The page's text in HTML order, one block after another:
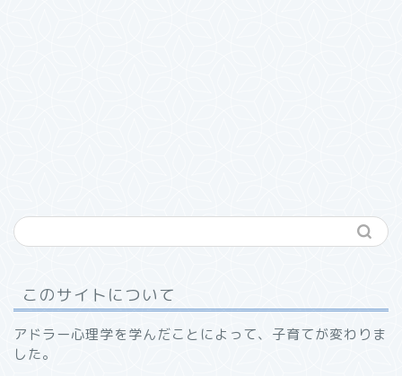
このサイトについて
アドラー心理学を学んだことによって、子育てが変わりま
した。